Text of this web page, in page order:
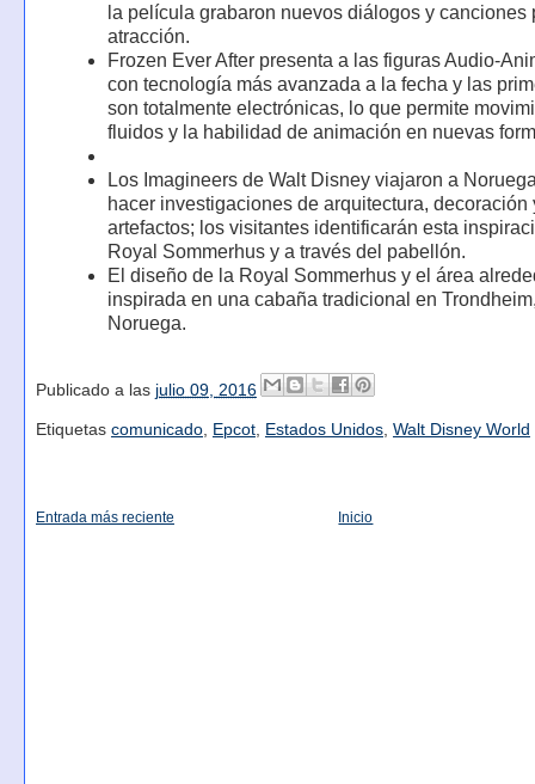
la película grabaron nuevos diálogos y canciones
atracción.
Frozen Ever After presenta a las figuras Audio-
con tecnología más avanzada a la fecha y las
son totalmente electrónicas, lo que permite
fluidos y la habilidad de animación en nuevas
Los Imagineers de Walt Disney viajaron a
hacer investigaciones de arquitectura, decoración
artefactos; los visitantes identificarán esta
Royal Sommerhus y a través del pabellón.
El diseño de la Royal Sommerhus y el área
inspirada en una cabaña tradicional en
Noruega.
Publicado a las julio 09, 2016
Etiquetas comunicado, Epcot, Estados Unidos, Walt Disney World
Entrada más reciente Inicio